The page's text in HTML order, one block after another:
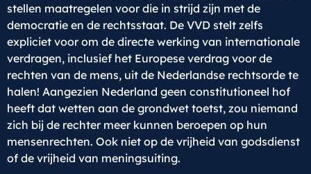
stellen maatregelen voor die in strijd zijn met de
democratie en de rechtsstaat. De VVD stelt zelfs
expliciet voor om de directe werking van internationale
verdragen, inclusief het Europese verdrag voor de
rechten van de mens, uit de Nederlandse rechtsorde te
halen! Aangezien Nederland geen constitutioneel hof
heeft dat wetten aan de grondwet toetst, zou niemand
zich bij de rechter meer kunnen beroepen op hun
mensenrechten. Ook niet op de vrijheid van godsdienst
of de vrijheid van meningsuiting.